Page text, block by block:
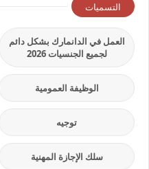
التسميات
العمل في الدانمارك بشكل دائم
لجميع الجنسيات 2026
الوظيفة العمومية
توجيه
سلك الإجازة المهنية